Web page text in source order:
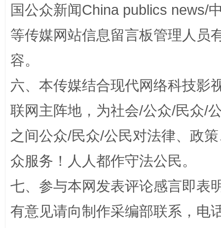
“蜀中异人”王建安的艺术幻境
国公众新闻China publics news/
等传媒网站信息留言板管理人员
容。
六、本传媒结合现代网络科技影
联网主阵地，为社会/公众/民众/
之间公众/民众/公民对法律、政
众服务！人人都作守法公民。
七、参与本网发表评论感言即表
有意见请向制作采编部联系，电